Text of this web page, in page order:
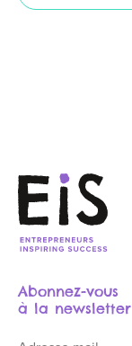
Abonnez-vous
à la newsletter